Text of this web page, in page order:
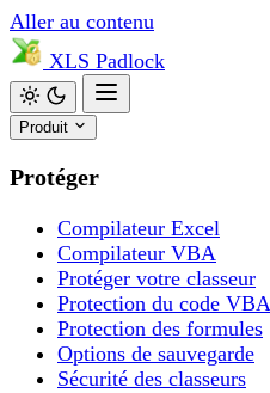
Aller au contenu
XLS Padlock
Produit
Protéger
Compilateur Excel
Compilateur VBA
Protéger votre classeur
Protection du code VBA
Protection des formules
Options de sauvegarde
Sécurité des classeurs